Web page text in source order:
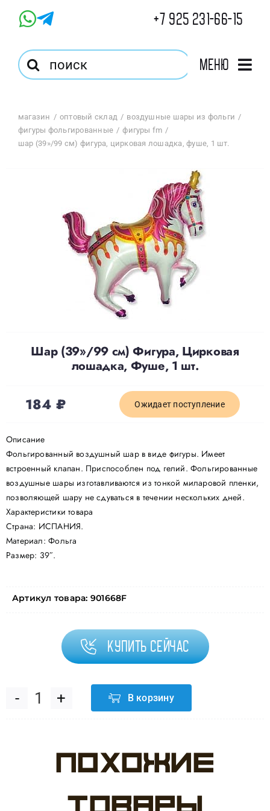
+7 925 231-66-15
Результат
поиска:
Меню
Магазин
Корзина
Избранное
Политика конфиденциальности
магазин оптовый склад
воздушные шары из фольги
фигуры фольгированные
фигуры fm
шар (39»/99 см) фигура, цирковая лошадка, фуше, 1 шт.
Шар (39»/99 см) Фигура, Цирковая
лошадка, Фуше, 1 шт.
184₽ Ожидает поступление
Описание
Фольгированный воздушный шар в виде фигуры. Имеет
встроенный клапан. Приспособлен под гелий. Фольгированные
воздушные шары изготавливаются из тонкой миларовой пленки,
позволяющей шару не сдуваться в течении нескольких дней.
Характеристики товара
Страна: ИСПАНИЯ.
Материал: Фольга
Размер: 39″.
Артикул товара: 901668F
Купить сейчас
Количество
Шар
В корзину
Похожие